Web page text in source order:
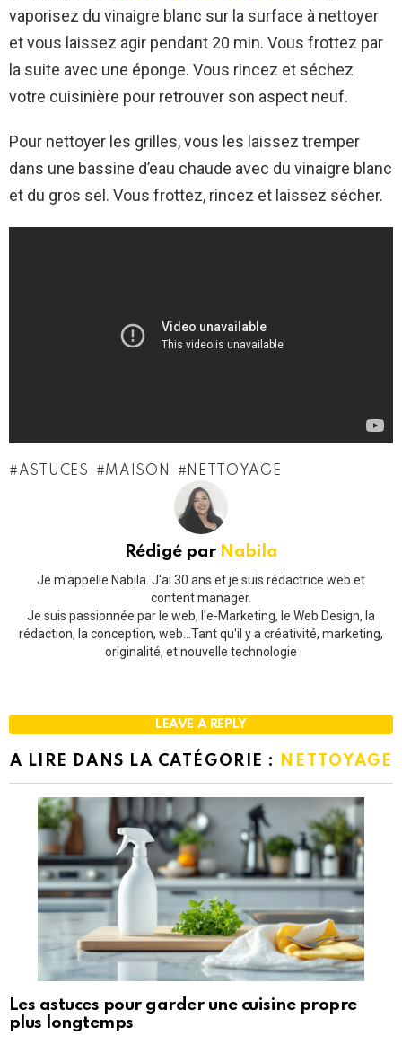
vaporisez du vinaigre blanc sur la surface à nettoyer
et vous laissez agir pendant 20 min. Vous frottez par
la suite avec une éponge. Vous rincez et séchez
votre cuisinière pour retrouver son aspect neuf.
Pour nettoyer les grilles, vous les laissez tremper
dans une bassine d’eau chaude avec du vinaigre blanc
et du gros sel. Vous frottez, rincez et laissez sécher.
ASTUCES MAISON NETTOYAGE
Rédigé par Nabila
Je m'appelle Nabila. J'ai 30 ans et je suis rédactrice web et
content manager.
Je suis passionnée par le web, l'e-Marketing, le Web Design, la
rédaction, la conception, web...Tant qu'il y a créativité, marketing,
originalité, et nouvelle technologie
LEAVE A REPLY
A LIRE DANS LA CATÉGORIE : NETTOYAGE
Les astuces pour garder une cuisine propre
plus longtemps